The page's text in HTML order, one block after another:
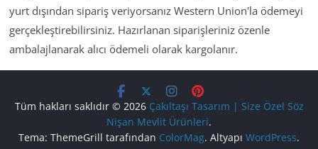
yurt dışından sipariş veriyorsanız Western Union'la ödemeyi
gerçekleştirebilirsiniz. Hazırlanan siparişleriniz özenle
ambalajlanarak alıcı ödemeli olarak kargolanır.
Tüm hakları saklıdır © 2026 Çakıltaşı Tasarım | Size Özel Söz
Nişan Mevlit Ürünleri.
Tema: ThemeGrill tarafından ColorMag. Altyapı WordPress.